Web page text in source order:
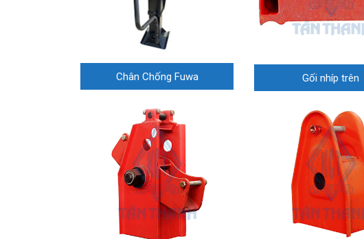
Chân Chống Fuwa Gối nhíp trên